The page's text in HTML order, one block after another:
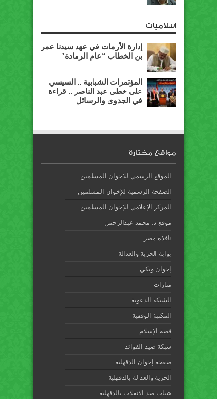
اسلاميات
إدارة الأزمات في عهد سيدنا عمر
بن الخطاب “عام الرمادة”
المؤتمرات الشبابية .. السيسي
على خطى عبد الناصر .. قراءة
في الجدوى والرسائل
مواقع مختارة
الموقع الرسمي للاخوان المسلمين
الصفحة الرسمية للإخوان المسلمين
المركز الإعلامي للإخوان المسلمين
موقع د. محمد عبدالرحمن
نافذة مصر
بوابة الحرية والعدالة
إخوان ويكي
منارات
الشبكة الدعوية
المكتبة الوقفية
قصة الإسلام
شبكة صيد الفوائد
صفحة إخوان الدقهلية
الحرية والعدالة بالدقهلية
شباب ضد الانقلاب بالدقهلية